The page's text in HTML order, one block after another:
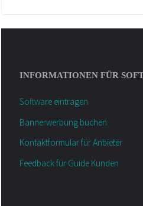
INFORMATIONEN FÜR
Software eintragen
Bannerwerbung buchen
Kontaktformular für Anbieter
Feedback für Guide Kunden